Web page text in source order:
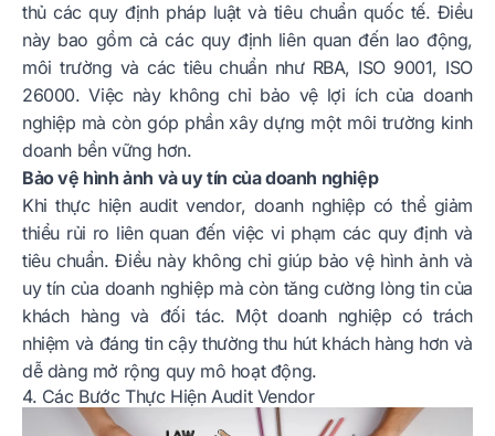
thủ các quy định pháp luật và tiêu chuẩn quốc tế. Điều
này bao gồm cả các quy định liên quan đến lao động,
môi trường và các tiêu chuẩn như RBA, ISO 9001, ISO
26000. Việc này không chỉ bảo vệ lợi ích của doanh
nghiệp mà còn góp phần xây dựng một môi trường kinh
doanh bền vững hơn.
Bảo vệ hình ảnh và uy tín của doanh nghiệp
Khi thực hiện audit vendor, doanh nghiệp có thể giảm
thiểu rủi ro liên quan đến việc vi phạm các quy định và
tiêu chuẩn. Điều này không chỉ giúp bảo vệ hình ảnh và
uy tín của doanh nghiệp mà còn tăng cường lòng tin của
khách hàng và đối tác. Một doanh nghiệp có trách
nhiệm và đáng tin cậy thường thu hút khách hàng hơn và
dễ dàng mở rộng quy mô hoạt động.
4. Các Bước Thực Hiện Audit Vendor